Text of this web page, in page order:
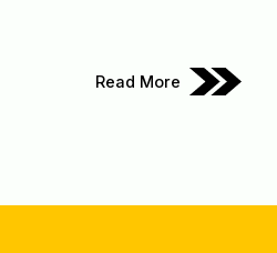
Read More